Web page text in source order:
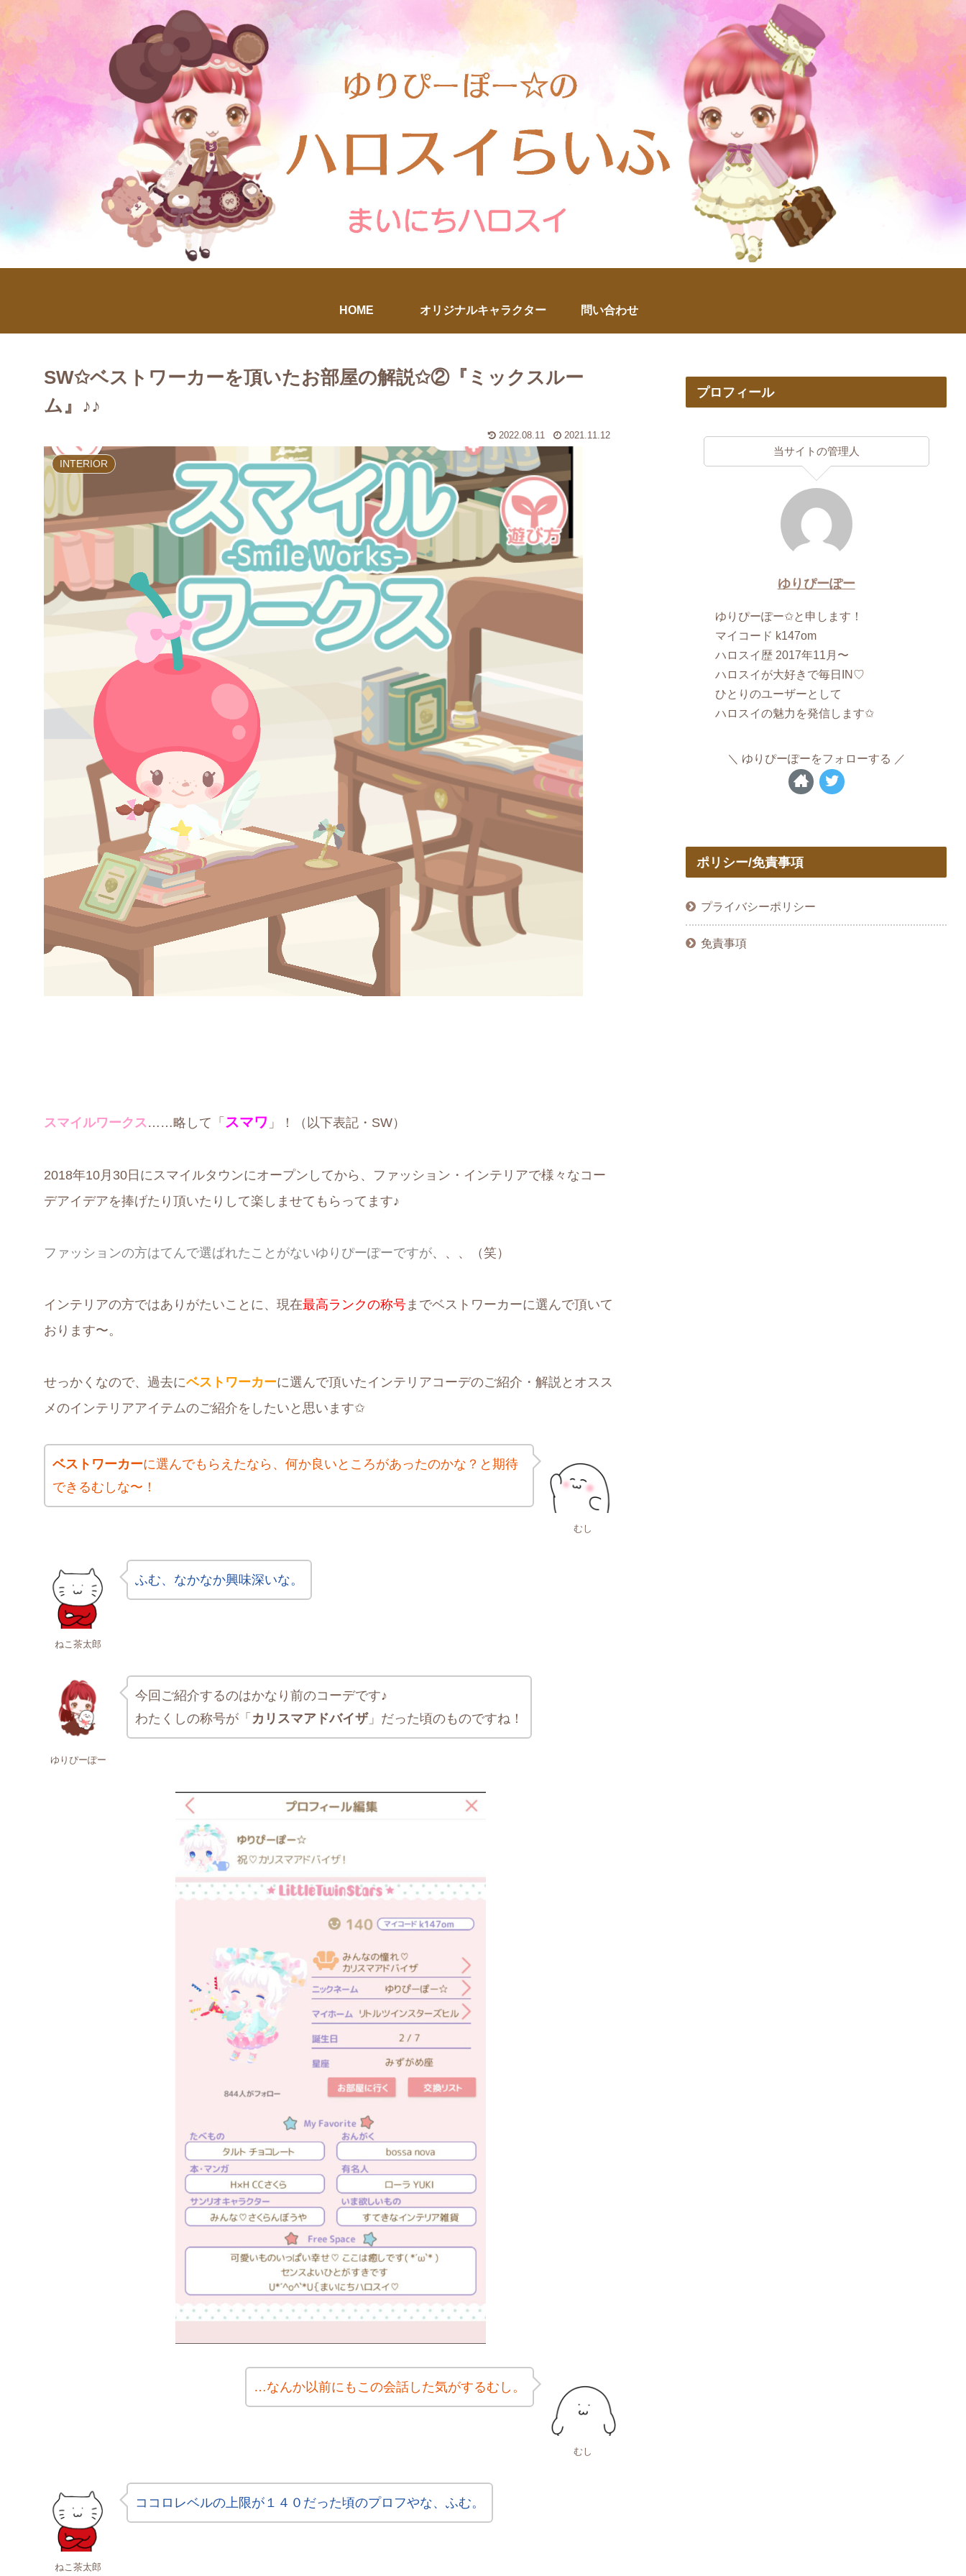
HOME オリジナルキャラクター 問い合わせ
SW✩ベストワーカーを頂いたお部屋の解説✩②『ミックスルー
ム』♪♪
2022.08.11 2021.11.12
INTERIOR
スマイルワークス ……略して「 スマワ 」！（以下表記・SW）
2018年10月30日にスマイルタウンにオープンしてから、ファッション・インテリアで様々なコー
デアイデアを捧げたり頂いたりして楽しませてもらってます♪
ファッションの方はてんで選ばれたことがないゆりぴーぽーですが、、、（笑）
インテリアの方ではありがたいことに、現在最高ランクの称号までベストワーカーに選んで頂いて
おります〜。
せっかくなので、過去にベストワーカーに選んで頂いたインテリアコーデのご紹介・解説とオスス
メのインテリアアイテムのご紹介をしたいと思います✩
むし
ベストワーカーに選んでもらえたなら、何か良いところがあったのかな？と期待
できるむしな〜！
ねこ茶太郎
ふむ、なかなか興味深いな。
ゆりぴーぽー
今回ご紹介するのはかなり前のコーデです♪
わたくしの称号が「 カリスマアドバイザ」だった頃のものですね！
むし
…なんか以前にもこの会話した気がするむし。
ねこ茶太郎
ココロレベルの上限が１４０だった頃のプロフやな、ふむ。
プロフィール
当サイトの管理人
ゆりぴーぽー
ゆりぴーぽー✩と申します！
マイコード k147om
ハロスイ歴 2017年11月〜
ハロスイが大好きで毎日IN♡
ひとりのユーザーとして
ハロスイの魅力を発信します✩
ゆりぴーぽーをフォローする
ポリシー/免責事項
プライバシーポリシー
免責事項